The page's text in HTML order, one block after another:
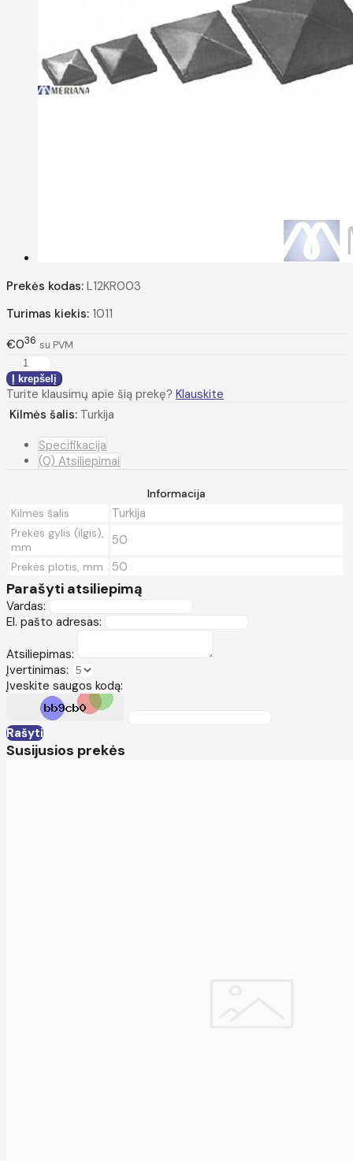
Prekės kodas: L12KR003
Turimas kiekis: 1011
€036 su PVM
Turite klausimų apie šią prekę? Klauskite
Kilmės šalis: Turkija
Specifikacija
(0) Atsiliepimai
Informacija
Kilmės šalis
Turkija
Prekės gylis (ilgis),
mm
50
Prekės plotis, mm 50
Parašyti atsiliepimą
Vardas:
El. pašto adresas:
Atsiliepimas:
Įvertinimas:
Įveskite saugos kodą:
Rašyti
Susijusios prekės